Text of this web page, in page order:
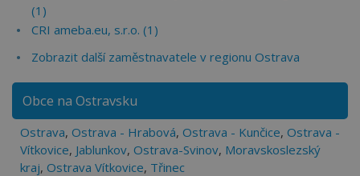
(1)
CRI ameba.eu, s.r.o. (1)
Zobrazit další zaměstnavatele v regionu Ostrava
Obce na Ostravsku
Ostrava, Ostrava - Hrabová, Ostrava - Kunčice, Ostrava -
Vítkovice, Jablunkov, Ostrava-Svinov, Moravskoslezský
kraj, Ostrava Vítkovice, Třinec